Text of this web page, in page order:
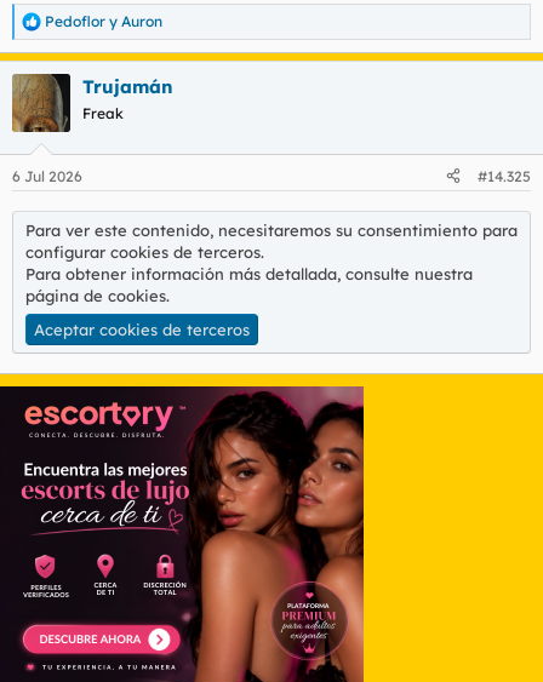
R
e
a
c
c
i
e
Pedoflor y Auron
Trujamán
Freak
6 Jul 2026 #14.325
Para ver este contenido, necesitaremos su consentimiento para
configurar cookies de terceros.
Para obtener información más detallada, consulte nuestra
página de cookies.
Aceptar cookies de terceros